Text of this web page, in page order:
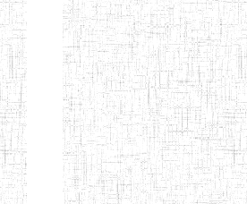
Chercher:
Effacer les filtres
Denomination
Type